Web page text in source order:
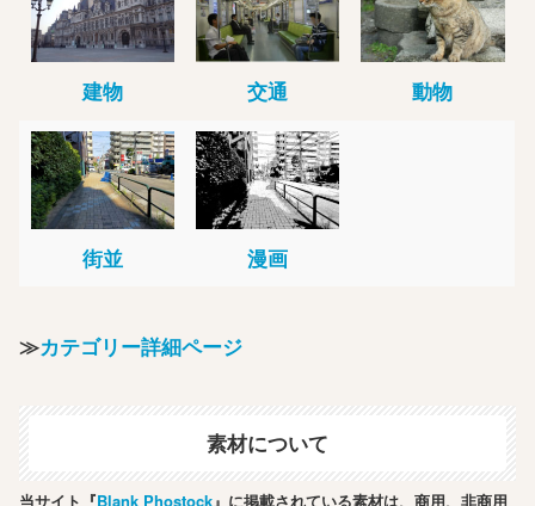
建物 交通 動物
街並 漫画
≫カテゴリー詳細ページ
素材について
当サイト『Blank Phostock』に掲載されている素材は、商用、非商用